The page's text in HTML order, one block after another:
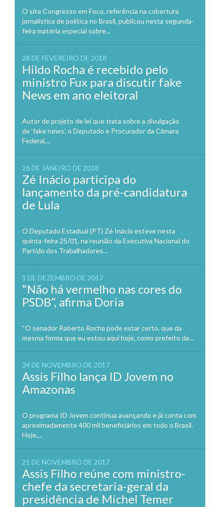
O site Congresso em Foco, referência na cobertura
jornalística de política no Brasil, publicou nesta segunda-
feira matéria especial sobre...
28 DE FEVEREIRO DE 2018
Hildo Rocha é recebido pelo
ministro Fux para discutir fake
News em ano eleitoral
Autor de projeto de lei que trata sobre a divulgação
de ‘fake news’, o Deputado e Procurador da Câmara
Federal,...
26 DE JANEIRO DE 2018
Zé Inácio participa do
lançamento da pré-candidatura
de Lula
O Deputado Estadual (PT) Zé Inácio esteve nesta
quinta-feira 25/01, na reunião da Executiva Nacional do
Partido dos Trabalhadores...
1 DE DEZEMBRO DE 2017
“Não há vermelho nas cores do
PSDB”, afirma Doria
“O senador Roberto Rocha pode estar certo, que da
mesma forma que eu estou aqui hoje, como prefeito da...
24 DE NOVEMBRO DE 2017
Assis Filho lança ID Jovem no
Amazonas
O programa ID Jovem continua avançando e já conta com
aproximadamente 400 mil beneficiários em todo o Brasil.
Hoje,...
21 DE NOVEMBRO DE 2017
Assis Filho reúne com ministro-
chefe da secretaria-geral da
presidência de Michel Temer